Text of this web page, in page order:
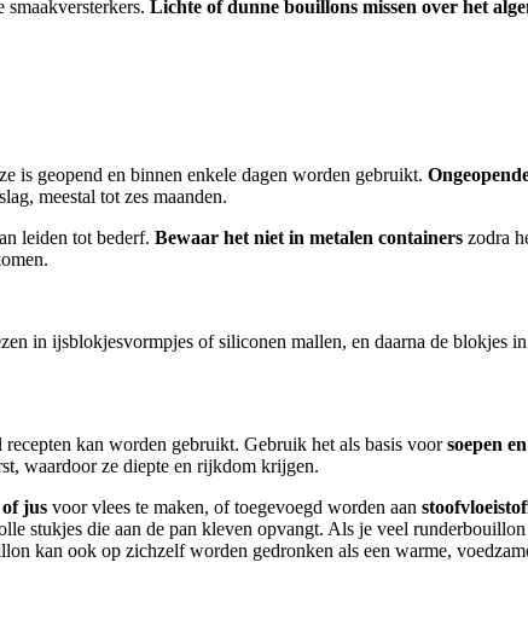
Lichte of dunne bouillons missen over het
is geopend en binnen enkele dagen worden gebruikt.
meestal tot zes maanden.
leiden tot bederf. Bewaar het niet in metalen containers zodra
in ijsblokjesvormpjes of siliconen mallen, en daarna de blokjes
kan worden gebruikt. Gebruik het als basis voorsoepen
waardoor ze diepte en rijkdom krijgen.
of jus voor vlees te maken, of toegevoegd worden aan
stukjes die aan de pan kleven opvangt. Als je veel
kan ook op zichzelf worden gedronken als een warme,